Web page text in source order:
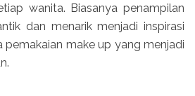
wanita. Biasanya penampilan
dan menarik menjadi inspirasi
pemakaian make up yang menjadi